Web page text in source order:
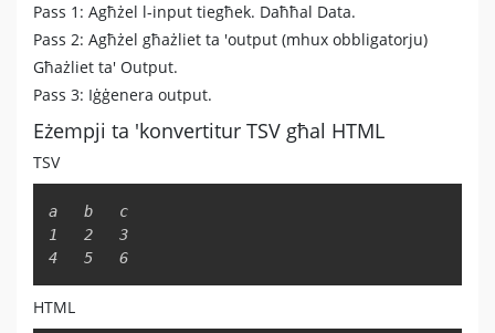
Pass 1: Agħżel l-input tiegħek. Daħħal Data.
Pass 2: Agħżel għażliet ta 'output (mhux obbligatorju)
Għażliet ta' Output.
Pass 3: Iġġenera output.
Eżempji ta 'konvertitur TSV għal HTML
TSV
a	b	c
1	2	3
4	5	6
HTML